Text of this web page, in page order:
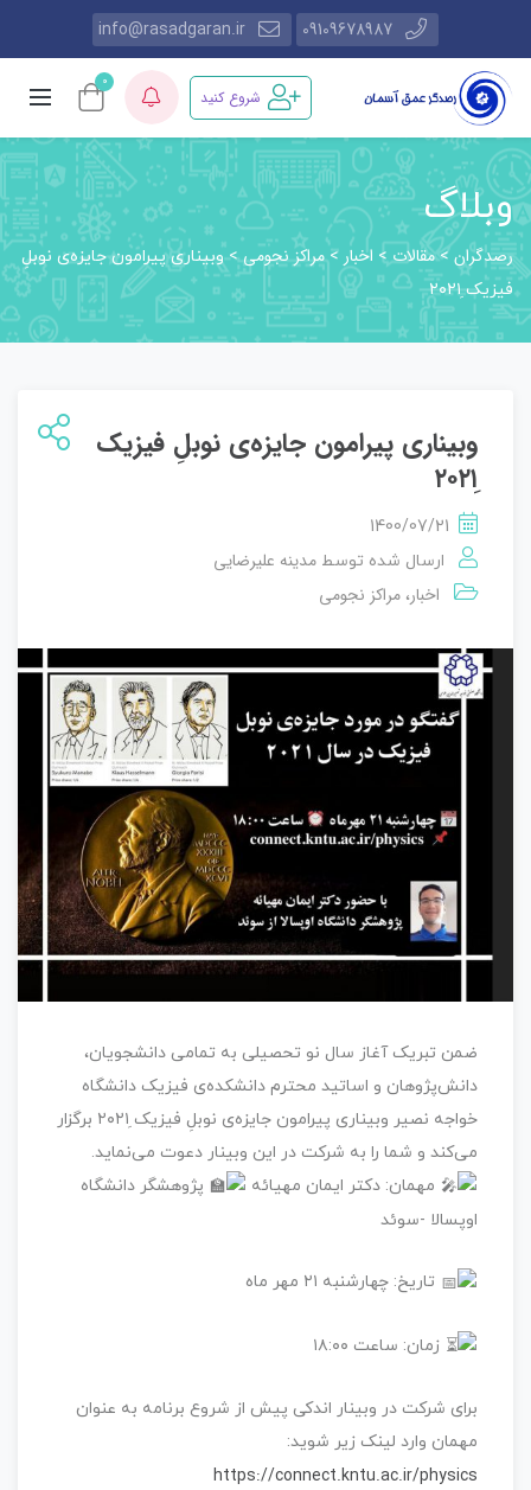
09109678987
info@rasadgaran.ir
شروع کنید
0
وبلاگ
رصدگران>مقالات> اخبار >مراکز نجومی>وبیناری پیرامون جایزه‌ی نوبلِ
فیزیک ِ۲۰۲۱
وبیناری پیرامون جایزه‌ی نوبلِ فیزیک
1400/07/21
ارسال شده توسط مدینه علیرضایی
اخبار، مراکز نجومی
ضمن تبریک آغاز سال نو تحصیلی به تمامی دانشجویان،
دانش‌پژوهان و اساتید محترم دانشکده‌ی فیزیک دانشگاه
خواجه نصیر وبیناری پیرامون جایزه‌ی نوبلِ فیزیک ِ۲۰۲۱ برگزار
می‌کند و شما را به شرکت در این وبینار دعوت می‌نماید.
مهمان: دکتر ایمان مهیائه
پژوهشگر دانشگاه
اوپسالا -سوئد
تاریخ: چهارشنبه ۲۱ مهر ماه
زمان: ساعت ۱۸:۰۰
برای شرکت در وبینار اندکی پیش از شروع برنامه به عنوان
مهمان وارد لینک زیر شوید:
https://connect.kntu.ac.ir/physics